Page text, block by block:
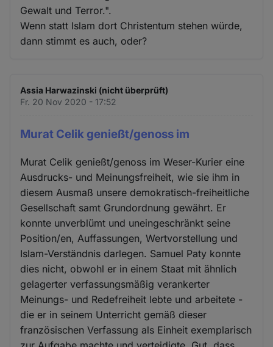
Gewalt und Terror.".
Wenn statt Islam dort Christentum stehen würde,
dann stimmt es auch, oder?
Assia Harwazinski (nicht überprüft)
Fr. 20 Nov 2020 - 17:52
Murat Celik genießt/genoss im
Murat Celik genießt/genoss im Weser-Kurier eine
Ausdrucks- und Meinungsfreiheit, wie sie ihm in
diesem Ausmaß unsere demokratisch-freiheitliche
Gesellschaft samt Grundordnung gewährt. Er
konnte unverblümt und uneingeschränkt seine
Position/en, Auffassungen, Wertvorstellung und
Islam-Verständnis darlegen. Samuel Paty konnte
dies nicht, obwohl er in einem Staat mit ähnlich
gelagerter verfassungsmäßig verankerter
Meinungs- und Redefreiheit lebte und arbeitete -
die er in seinem Unterricht gemäß dieser
französischen Verfassung als Einheit exemplarisch